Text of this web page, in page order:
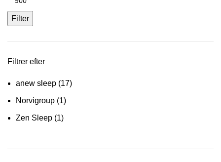
Filter
Filtrer efter
anew sleep (17)
Norvigroup (1)
Zen Sleep (1)